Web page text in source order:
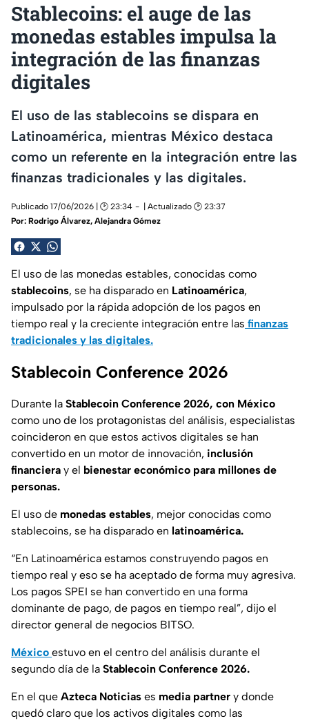
Stablecoins: el auge de las
monedas estables impulsa la
integración de las finanzas
digitales
El uso de las stablecoins se dispara en
Latinoamérica, mientras México destaca
como un referente en la integración entre las
finanzas tradicionales y las digitales.
Publicado 17/06/2026 | 🕑 23:34
| Actualizado 🕑 23:37
Por: Rodrigo Álvarez, Alejandra Gómez
El uso de las monedas estables, conocidas como
stablecoins, se ha disparado en Latinoamérica,
impulsado por la rápida adopción de los pagos en
tiempo real y la creciente integración entre las finanzas
tradicionales y las digitales.
Stablecoin Conference 2026
Durante la Stablecoin Conference 2026, con México
como uno de los protagonistas del análisis, especialistas
coincideron en que estos activos digitales se han
convertido en un motor de innovación, inclusión
financiera y el bienestar económico para millones de
personas.
El uso de monedas estables, mejor conocidas como
stablecoins, se ha disparado en latinoamérica.
“En Latinoamérica estamos construyendo pagos en
tiempo real y eso se ha aceptado de forma muy agresiva.
Los pagos SPEI se han convertido en una forma
dominante de pago, de pagos en tiempo real”, dijo el
director general de negocios BITSO.
México estuvo en el centro del análisis durante el
segundo día de la Stablecoin Conference 2026.
En el que Azteca Noticias es media partner y donde
quedó claro que los activos digitales como las